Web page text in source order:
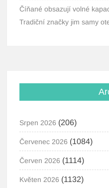
Číňané obsazují volné
Tradiční značky jim samy
Srpen 2026 (206)
Červenec 2026 (1084)
Červen 2026 (1114)
Květen 2026 (1132)